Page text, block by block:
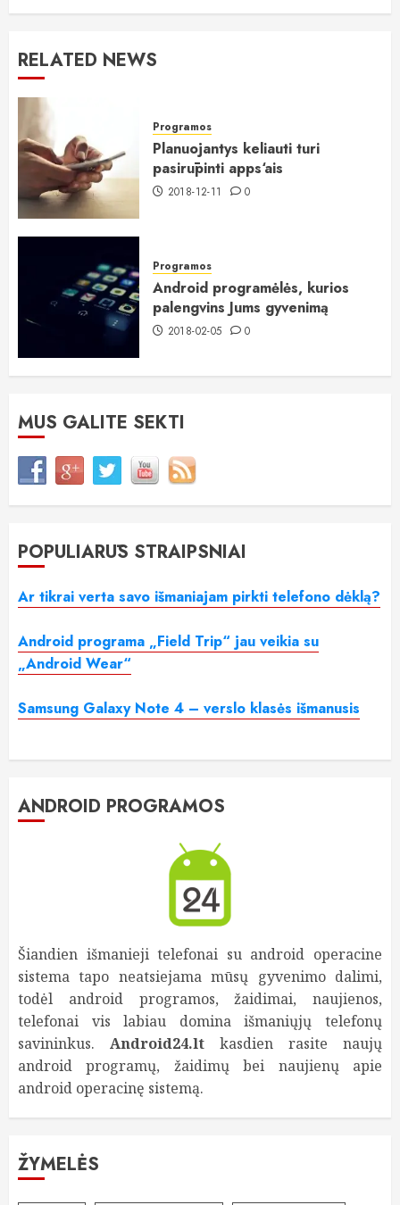
RELATED NEWS
Programos
Planuojantys keliauti turi
pasirūpinti apps‘ais
2018-12-11 0
Programos
Android programėlės, kurios
palengvins Jums gyvenimą
2018-02-05 0
MUS GALITE SEKTI
POPULIARŪS STRAIPSNIAI
Ar tikrai verta savo išmaniajam pirkti telefono dėklą?
Android programa „Field Trip“ jau veikia su
„Android Wear“
Samsung Galaxy Note 4 – verslo klasės išmanusis
ANDROID PROGRAMOS
Šiandien išmanieji telefonai su android operacine
sistema tapo neatsiejama mūsų gyvenimo dalimi,
todėl android programos, žaidimai, naujienos,
telefonai vis labiau domina išmaniųjų telefonų
savininkus. Android24.lt kasdien rasite naujų
android programų, žaidimų bei naujienų apie
android operacinę sistemą.
ŽYMELĖS